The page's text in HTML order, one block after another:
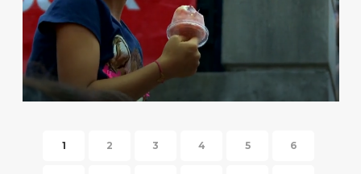
1 2 3 4 5 6